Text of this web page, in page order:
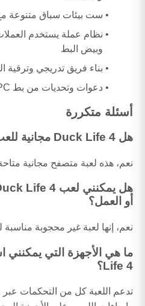
ست بيئات سباق متنوعة
نظام عملة يستخدم
وبيض البط
بناء فريق تدريجي وترقية
دعوات وتحديات من بط NPC في الأراضي العشبية
أسئلة متكررة
هل Duck Life 4 مجانية للعب؟
نعم، هذه لعبة متصفح مجانية
أو العمل؟
نعم، إنها لعبة غير محجوبة
Life 4؟